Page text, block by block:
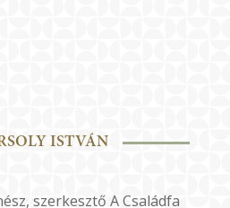
ISTVÁN
szerkesztő A Családfa